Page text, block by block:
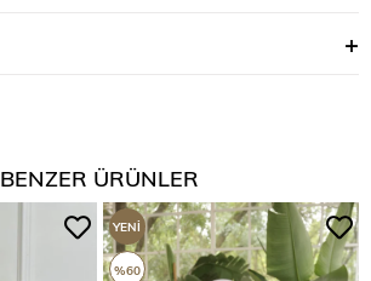
BENZER ÜRÜNLER
YENI
ÜRÜN
%60